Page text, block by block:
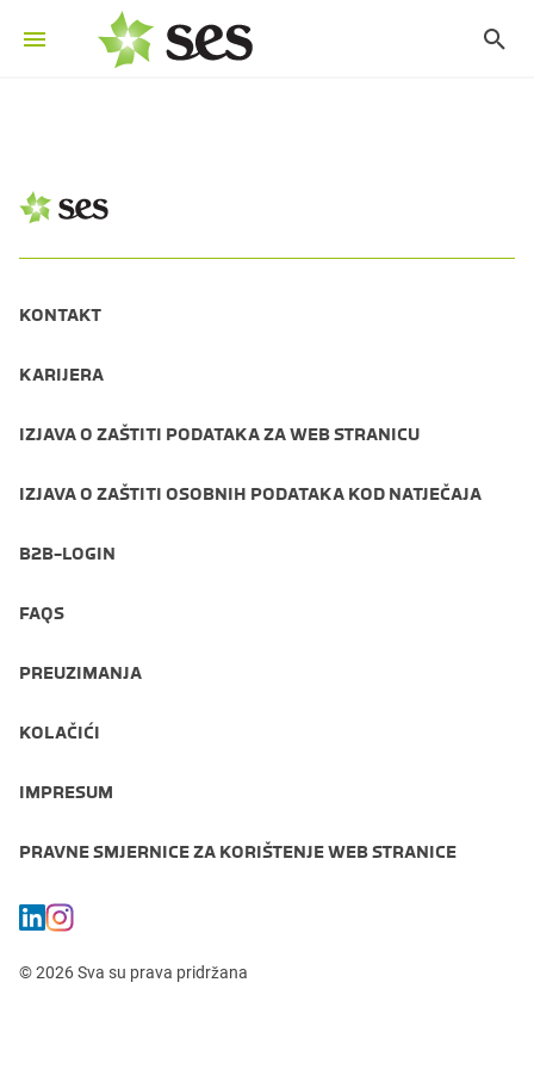
KONTAKT
KARIJERA
IZJAVA O ZAŠTITI PODATAKA ZA WEB STRANICU
IZJAVA O ZAŠTITI OSOBNIH PODATAKA KOD NATJEČAJA
B2B-LOGIN
FAQS
PREUZIMANJA
KOLAČIĆI
IMPRESUM
PRAVNE SMJERNICE ZA KORIŠTENJE WEB STRANICE
© 2026 Sva su prava pridržana